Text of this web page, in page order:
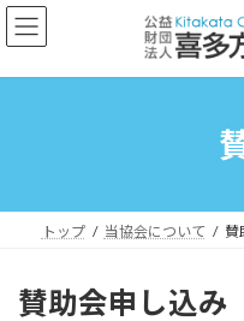
コ
ン
ン
ナ
ビ
ー
トップ 当協会について 賛
賛助会申し込み